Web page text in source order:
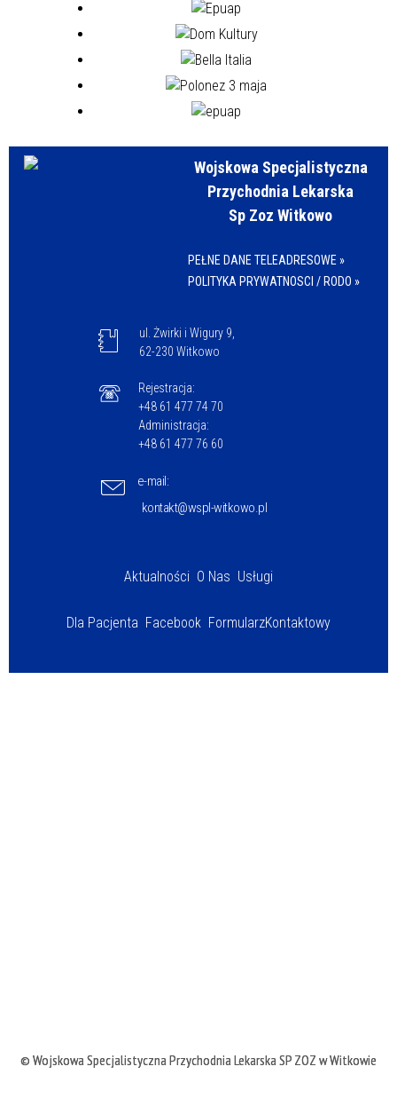
Wojskowa Specjalistyczna
Przychodnia Lekarska
Sp Zoz Witkowo
PEŁNE DANE TELEADRESOWE »
POLITYKA PRYWATNOSCI / RODO »
ul. Żwirki i Wigury 9,
62-230 Witkowo
Rejestracja:
+48 61 477 74 70
Administracja:
+48 61 477 76 60
e-mail:
kontakt@wspl-witkowo.pl
Aktualności O Nas Usługi
Dla Pacjenta Facebook FormularzKontaktowy
© Wojskowa Specjalistyczna Przychodnia Lekarska SP ZOZ w Witkowie